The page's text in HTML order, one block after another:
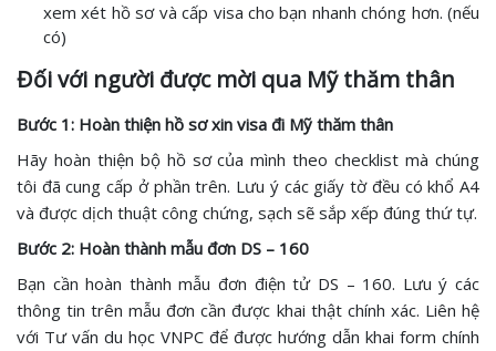
xem xét hồ sơ và cấp visa cho bạn nhanh chóng hơn. (nếu
có)
Đối với người được mời qua Mỹ thăm thân
Bước 1: Hoàn thiện hồ sơ xin visa đi Mỹ thăm thân
Hãy hoàn thiện bộ hồ sơ của mình theo checklist mà chúng
tôi đã cung cấp ở phần trên. Lưu ý các giấy tờ đều có khổ A4
và được dịch thuật công chứng, sạch sẽ sắp xếp đúng thứ tự.
Bước 2: Hoàn thành mẫu đơn DS – 160
Bạn cần hoàn thành mẫu đơn điện tử DS – 160. Lưu ý các
thông tin trên mẫu đơn cần được khai thật chính xác. Liên hệ
với Tư vấn du học VNPC để được hướng dẫn khai form chính